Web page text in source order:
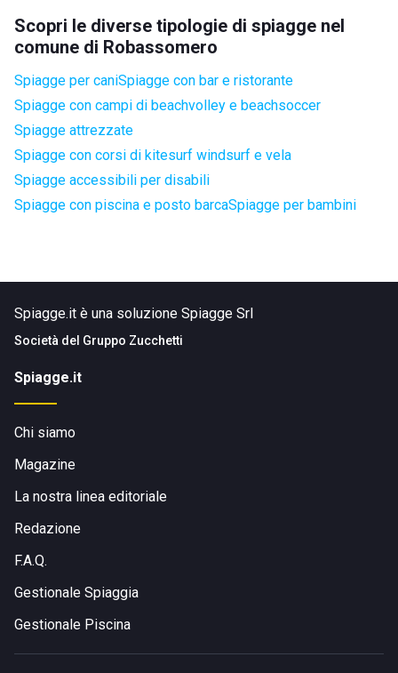
Scopri le diverse tipologie di spiagge nel
comune di Robassomero
Spiagge per caniSpiagge con bar e ristorante
Spiagge con campi di beachvolley e beachsoccer
Spiagge attrezzate
Spiagge con corsi di kitesurf windsurf e vela
Spiagge accessibili per disabili
Spiagge con piscina e posto barcaSpiagge per bambini
Spiagge.it è una soluzione Spiagge Srl
Società del Gruppo Zucchetti
Spiagge.it
Chi siamo
Magazine
La nostra linea editoriale
Redazione
F.A.Q.
Gestionale Spiaggia
Gestionale Piscina